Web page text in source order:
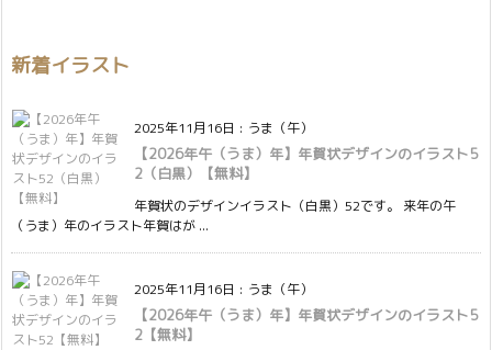
新着イラスト
2025年11月16日 : うま（午）
【2026年午（うま）年】年賀状デザインのイラスト5
2（白黒）【無料】
年賀状のデザインイラスト（白黒）52です。 来年の午
（うま）年のイラスト年賀はが ...
2025年11月16日 : うま（午）
【2026年午（うま）年】年賀状デザインのイラスト5
2【無料】